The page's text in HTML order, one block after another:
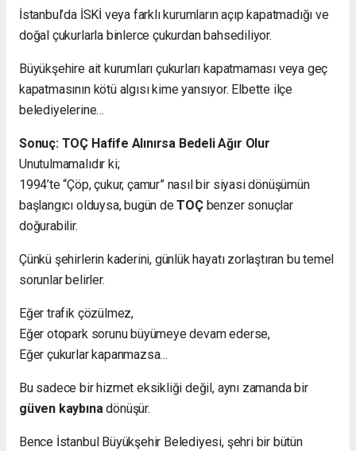
İstanbul’da İSKİ veya farklı kurumların açıp kapatmadığı ve
doğal çukurlarla binlerce çukurdan bahsediliyor.
Büyükşehire ait kurumları çukurları kapatmaması veya geç
kapatmasının kötü algısı kime yansıyor. Elbette ilçe
belediyelerine…
Sonuç: TOÇ Hafife Alınırsa Bedeli Ağır Olur
Unutulmamalıdır ki;
1994’te “Çöp, çukur, çamur” nasıl bir siyasi dönüşümün
başlangıcı olduysa, bugün deTOÇbenzer sonuçlar
doğurabilir.
Çünkü şehirlerin kaderini, günlük hayatı zorlaştıran bu temel
sorunlar belirler.
Eğer trafik çözülmez,
Eğer otopark sorunu büyümeye devam ederse,
Eğer çukurlar kapanmazsa…
Bu sadece bir hizmet eksikliği değil, aynı zamanda bir
güven kaybınadönüşür.
Bence İstanbul Büyükşehir Belediyesi, şehri bir bütün